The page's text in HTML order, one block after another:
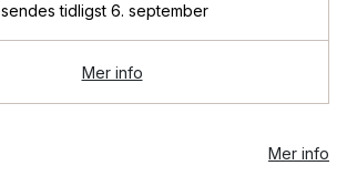
sendes tidligst 6. september
Mer info
Mer info